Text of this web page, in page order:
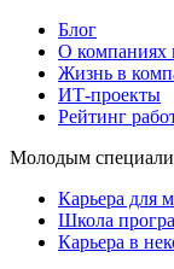
Блог
О компаниях
Жизнь в
ИТ-проекты
Рейтинг
Молодым
Карьера для
Школа
Карьера в